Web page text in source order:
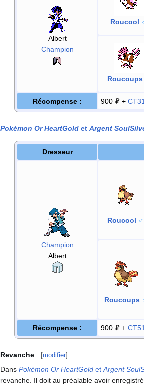
Albert
Champion
Roucool
Roucoups
Récompense : 900 + CT31
Pokémon Or HeartGold et Argent
Dresseur
Champion
Albert
Roucool ♂
Roucoups
Récompense : 900 + CT51
Revanche [modifier]
Dans Pokémon Or HeartGold et Argent
revanche. Il doit au préalable avoir